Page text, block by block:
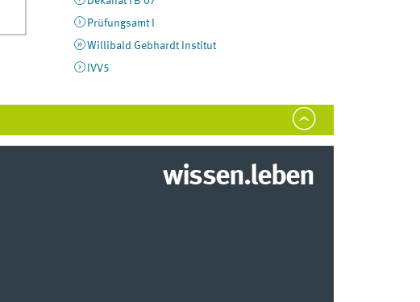
Prüfungsamt I
Willibald Gebhardt Institut
IVV5
wissen.leben